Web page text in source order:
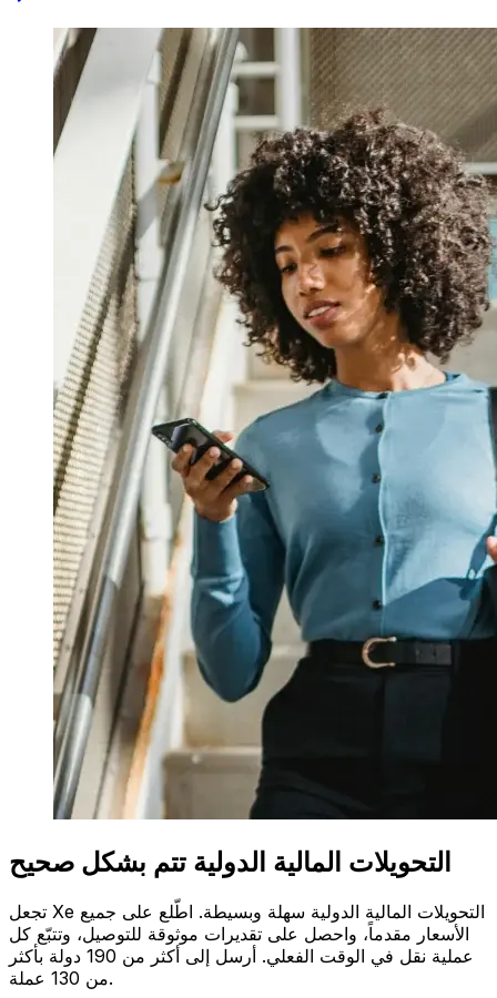
التحويلات المالية الدولية تتم بشكل صحيح
تجعل Xe التحويلات المالية الدولية سهلة وبسيطة. اطّلع على جميع
الأسعار مقدماً، واحصل على تقديرات موثوقة للتوصيل، وتتبّع كل
عملية نقل في الوقت الفعلي. أرسل إلى أكثر من 190 دولة بأكثر
من 130 عملة.